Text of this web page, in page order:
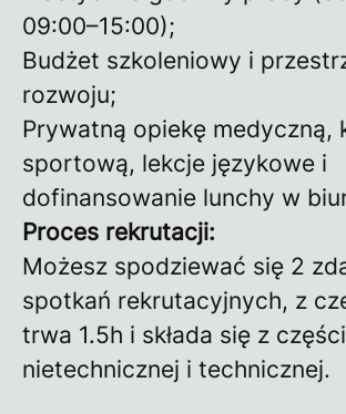
09:00–15:00);
Budżet szkoleniowy i
rozwoju;
Prywatną opiekę medyczną,
sportową, lekcje językowe i
dofinansowanie lunchy w
Proces rekrutacji:
Możesz spodziewać się 2
spotkań rekrutacyjnych, z
trwa 1.5h i składa się z części
nietechnicznej i technicznej.